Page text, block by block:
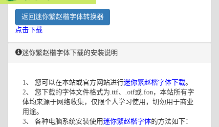
返回迷你繁赵楷字体转换器
点击下载
迷你繁赵楷字体下载的安装说明
1、 您可以在本站或官方网站进行迷你繁赵楷字体下载。
2、 您下载的字体文件格式为.ttf、.otf或.fon，本站所有字
体均来源于网络收集，仅限个人学习使用，切勿用于商业
用途。
3、 各种电脑系统安装使用迷你繁赵楷字体的方法如下：